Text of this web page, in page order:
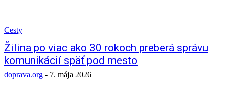
Cesty
Žilina po viac ako 30 rokoch preberá správu
komunikácií späť pod mesto
doprava.org - 7. mája 2026